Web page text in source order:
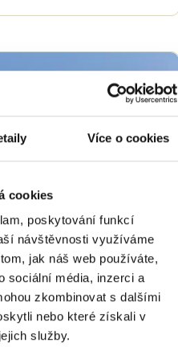
Více o cookies
cookies
poskytování funkcí
návštěvnosti využíváme
jak náš web používáte,
sociální média, inzerci a
zkombinovat s dalšími
nebo které získali v
služby.
na světě